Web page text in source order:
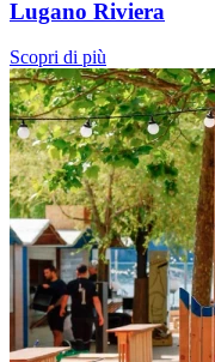
Lugano Riviera
Scopri di più